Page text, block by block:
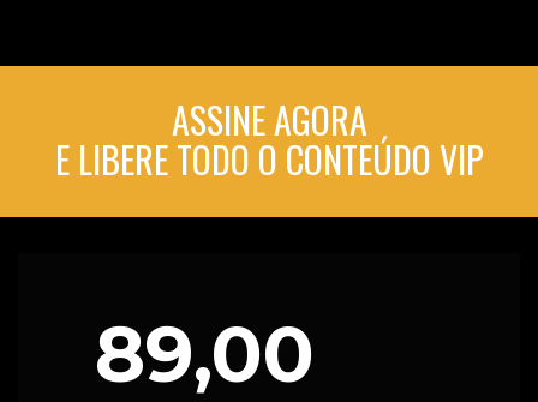
ASSINE AGORA
E LIBERE TODO O CONTEÚDO VIP
89,00